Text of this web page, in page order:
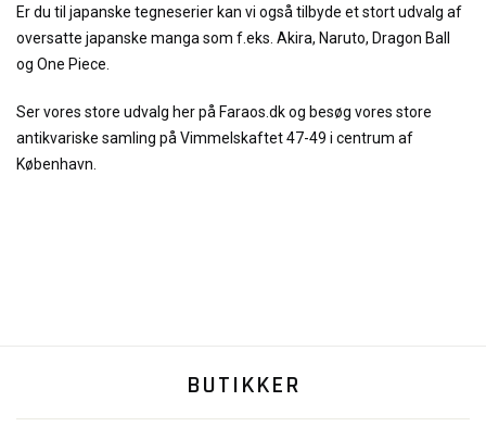
Er du til japanske tegneserier kan vi også tilbyde et stort udvalg af
oversatte japanske manga som f.eks. Akira, Naruto, Dragon Ball
og One Piece.
Ser vores store udvalg her på Faraos.dk og besøg vores store
antikvariske samling på Vimmelskaftet 47-49 i centrum af
København.
BUTIKKER